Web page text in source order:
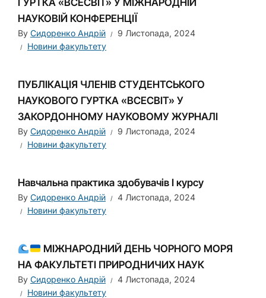
ГУРТКА «ВСЕСВІТ» У МІЖНАРОДНІЙ
НАУКОВІЙ КОНФЕРЕНЦІЇ
By Сидоренко Андрій
9 Листопада, 2024
Новини факультету
ПУБЛІКАЦІЯ ЧЛЕНІВ СТУДЕНТСЬКОГО
НАУКОВОГО ГУРТКА «ВСЕСВІТ» У
ЗАКОРДОННОМУ НАУКОВОМУ ЖУРНАЛІ
By Сидоренко Андрій
9 Листопада, 2024
Новини факультету
Навчальна практика здобувачів І курсу
By Сидоренко Андрій
4 Листопада, 2024
Новини факультету
МІЖНАРОДНИЙ ДЕНЬ ЧОРНОГО МОРЯ
НА ФАКУЛЬТЕТІ ПРИРОДНИЧИХ НАУК
By Сидоренко Андрій
4 Листопада, 2024
Новини факультету